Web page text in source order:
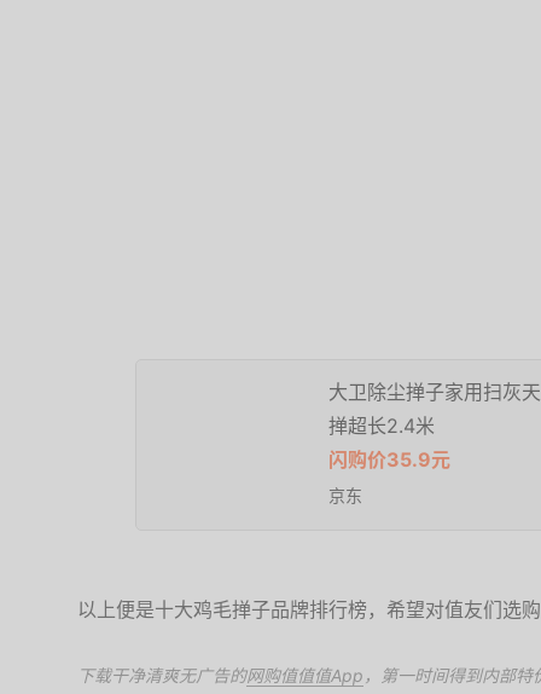
大卫除尘掸子家用扫灰
掸超长2.4米
闪购价35.9元
京东
以上便是十大鸡毛掸子品牌排行榜，希望对值友们选
下载干净清爽无广告的网购值值值App ，第一时间得到内部特